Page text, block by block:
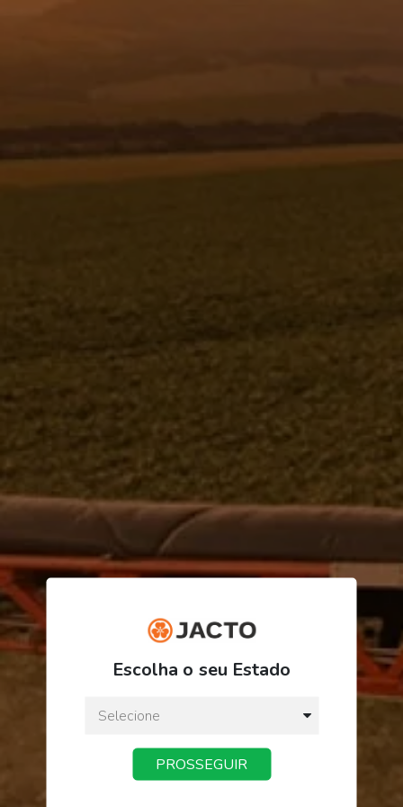
PROTEÇÃO DA BOMBA C/ POLIA
R$ 438,69
ou3xde R$ 146,23
Preço a vista:
Escolha o seu Estado
PROSSEGUIR